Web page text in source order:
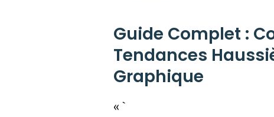
Guide Complet :
Tendances
Graphique
« `